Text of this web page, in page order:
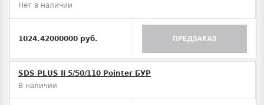
Нет в наличии
1024.42000000 руб. ПРЕДЗАКАЗ
SDS PLUS II 5/50/110 Pointer БУР
В наличии